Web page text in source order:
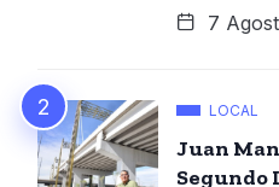
7
LOCAL
Juan
Segundo